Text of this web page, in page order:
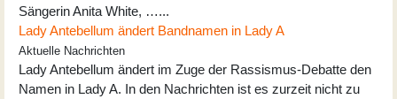
Sängerin Anita White, …...
Lady Antebellum ändert Bandnamen in Lady A
Aktuelle Nachrichten
Lady Antebellum ändert im Zuge der Rassismus-Debatte den
Namen in Lady A. In den Nachrichten ist es zurzeit nicht zu